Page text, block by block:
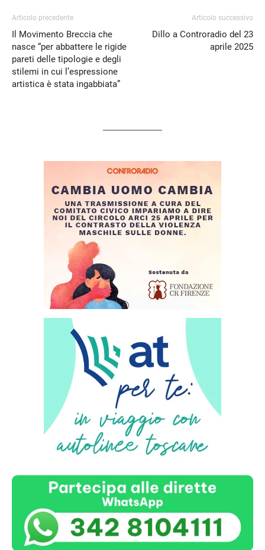
Articolo precedente
Il Movimento Breccia che
nasce “per abbattere le rigide
pareti delle tipologie e degli
stilemi in cui l’espressione
artistica è stata ingabbiata”
Articolo successivo
Dillo a Controradio del 23
aprile 2025